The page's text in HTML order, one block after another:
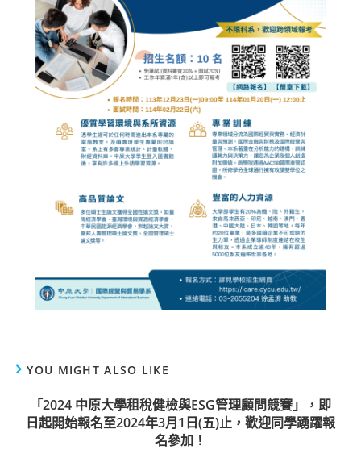
YOU MIGHT ALSO LIKE
「2024 中原大學租稅健檢與ESG管理顧問競賽」，即
日起開始報名至2024年3月1日(五)止，歡迎同學踴躍報
名參加！